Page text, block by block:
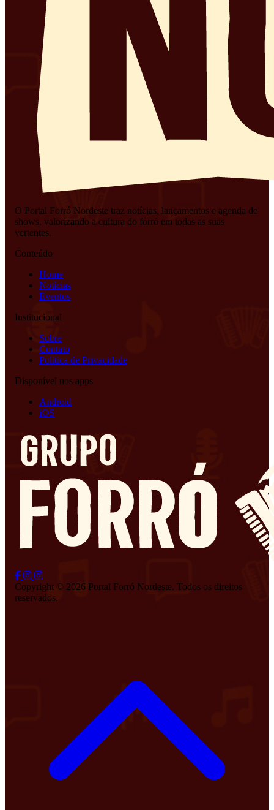
O Portal Forró Nordeste traz notícias, lançamentos e agenda de
shows, valorizando a cultura do forró em todas as suas
vertentes.
Conteúdo
Home
Notícias
Eventos
Institucional
Sobre
Contato
Política de Privacidade
Disponível nos apps
Android
iOS
Copyright © 2026 Portal Forró Nordeste. Todos os direitos
reservados.